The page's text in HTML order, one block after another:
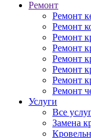
Ремонт
Ремонт
Ремонт
Ремонт
Ремонт
Ремонт
Ремонт
Ремонт
Ремонт
Услуги
Все
Замена